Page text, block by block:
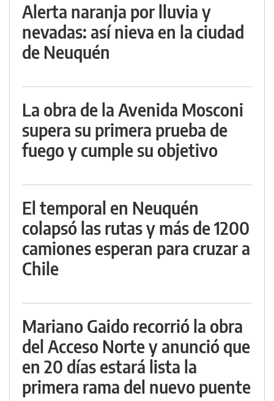
Alerta naranja por lluvia y
nevadas: así nieva en la ciudad
de Neuquén
La obra de la Avenida Mosconi
supera su primera prueba de
fuego y cumple su objetivo
El temporal en Neuquén
colapsó las rutas y más de 1200
camiones esperan para cruzar a
Chile
Mariano Gaido recorrió la obra
del Acceso Norte y anunció que
en 20 días estará lista la
primera rama del nuevo puente